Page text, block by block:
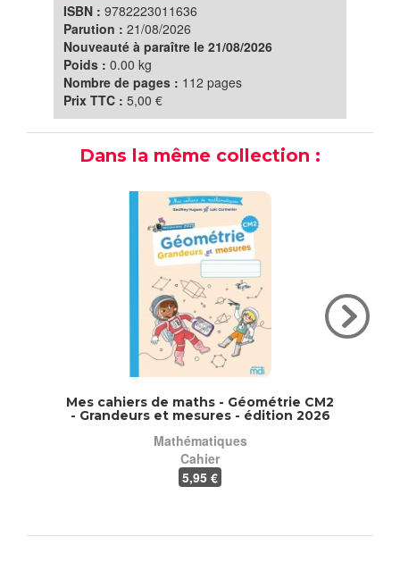
ISBN : 9782223011636
Parution : 21/08/2026
Nouveauté à paraître le 21/08/2026
Poids : 0.00 kg
Nombre de pages : 112 pages
Prix TTC : 5,00 €
Dans la même collection :
Mes cahiers de maths - Géométrie CM2
- Grandeurs et mesures - édition 2026
Mathématiques
Cahier
5,95 €